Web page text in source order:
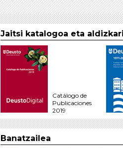
Jaitsi katalogoa eta
Catálogo de
Publicaciones
2019
Banatzailea